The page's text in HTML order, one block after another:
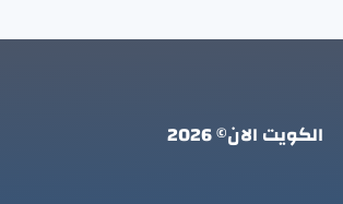
الكويت الان© 2026